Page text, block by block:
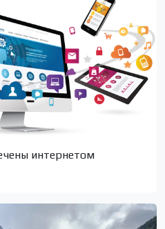
интернетом